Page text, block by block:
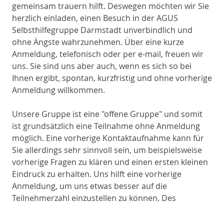
gemeinsam trauern hilft. Deswegen möchten wir Sie
herzlich einladen, einen Besuch in der AGUS
Selbsthilfegruppe Darmstadt unverbindlich und
ohne Ängste wahrzunehmen. Über eine kurze
Anmeldung, telefonisch oder per e-mail, freuen wir
uns. Sie sind uns aber auch, wenn es sich so bei
Ihnen ergibt, spontan, kurzfristig und ohne vorherige
Anmeldung willkommen.
Unsere Gruppe ist eine "offene Gruppe" und somit
ist grundsätzlich eine Teilnahme ohne Anmeldung
möglich. Eine vorherige Kontaktaufnahme kann für
Sie allerdings sehr sinnvoll sein, um beispielsweise
vorherige Fragen zu klären und einen ersten kleinen
Eindruck zu erhalten. Uns hilft eine vorherige
Anmeldung, um uns etwas besser auf die
Teilnehmerzahl einzustellen zu können. Des